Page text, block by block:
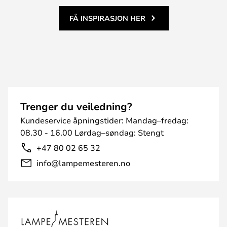
FÅ INSPIRASJON HER
Trenger du veiledning?
Kundeservice åpningstider: Mandag–fredag:
08.30 - 16.00 Lørdag–søndag: Stengt
+47 80 02 65 32
info@lampemesteren.no